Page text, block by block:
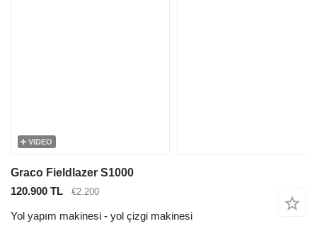
VIDEO
Graco Fieldlazer S1000
120.900 TL
€2.200
Yol yapım makinesi - yol çizgi makinesi